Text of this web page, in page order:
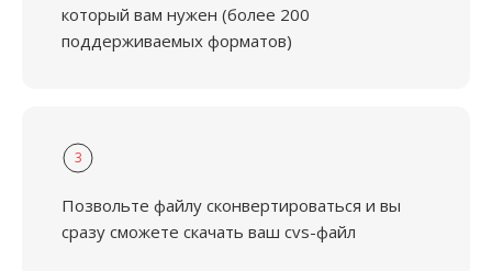
который вам нужен (более 200
поддерживаемых форматов)
3
Позвольте файлу сконвертироваться и вы
сразу сможете скачать ваш cvs-файл